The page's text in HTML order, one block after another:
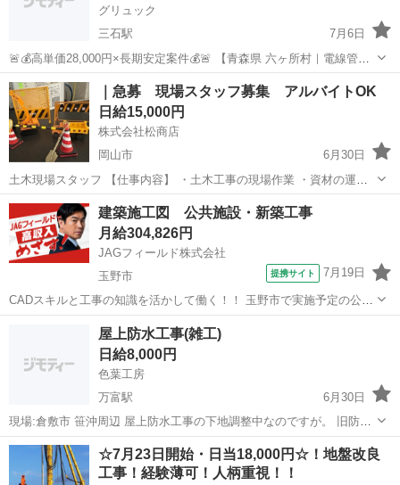
グリュック
三石駅
7月6日
🚨💰高単価28,000円×長期安定案件💰🚨 【青森県 六ヶ所村｜電線管敷
設工事｜作業員募集】 📍勤務地 青森県六ヶ所村 📅 工期 2026年8月頃
～長期予定 ※最低4ヶ月勤務できる方 ※長期勤務可能な方...
岡山 岡山市 三石駅 その他 個室
｜急募 現場スタッフ募集 アルバイトOK
日給15,000円
株式会社松商店
岡山市
6月30日
土木現場スタッフ 【仕事内容】 ・土木工事の現場作業 ・資材の運搬
・作業補助など ※未経験の方でもできる作業からスタートします。
⸻ 【給与】 日給：15,000円〜 ※経験・資格により優遇 ※給与形
態など相...
岡山 岡山市 その他 玉掛け
建築施工図 公共施設・新築工事
月給304,826円
JAGフィールド株式会社
玉野市
提携サイト 7月19日
CADスキルと工事の知識を活かして働く！！ 玉野市で実施予定の公共
施設の建設PJT。 現場駐在の施工図担当を探しております〇 ［担当業
務］建築施工図 ＊図面作成・修正・確認 ＊干渉チェック ＊各
玉野市 その他
屋上防水工事(雑工)
日給8,000円
色葉工房
万富駅
6月30日
現場:倉敷市 笹沖周辺 屋上防水工事の下地調整中なのですが。 旧防水
塗膜の下地に施工されていた 収縮目地のシーリング及びバックアップ
（前回発泡スチロールをカットしたような物）の撤去を手伝って下さ
る方を募集してます。 雑エア...
岡山 赤磐市 万富駅 その他 防水工事
☆7月23日開始・日当18,000円☆！地盤改良
工事！経験薄可！人柄重視！！